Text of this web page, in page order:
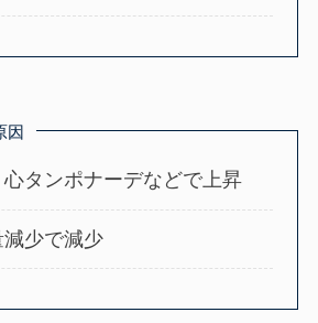
因
タンポナーデなどで上昇
少で減少